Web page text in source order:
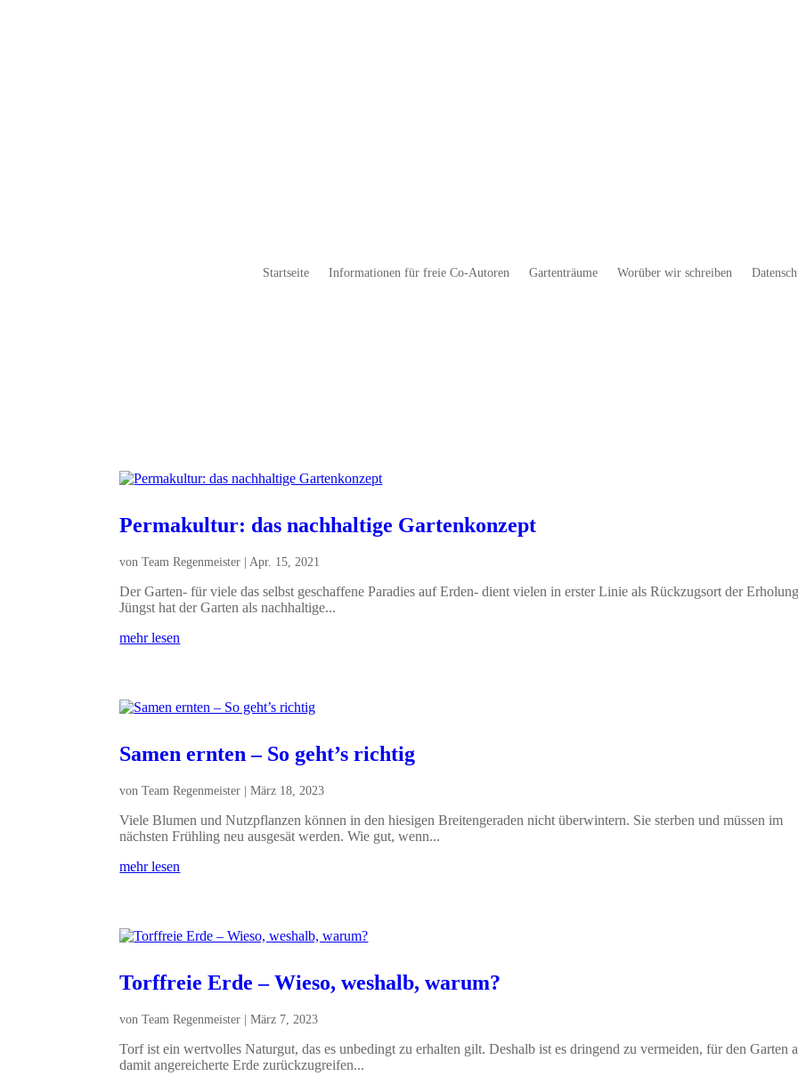
Startseite Informationen für freie Co-Autoren Gartenträume Worüber wir schreiben
Permakultur: das nachhaltige Gartenkonzept
vonTeam Regenmeister |Apr. 15, 2021
Der Garten- für viele das selbst geschaffene Paradies auf Erden- dient vielen in erster Linie als Rückzugsort der
Jüngst hat der Garten als nachhaltige...
mehr lesen
Samen ernten – So geht’s richtig
vonTeam Regenmeister |März 18, 2023
Viele Blumen und Nutzpflanzen können in den hiesigen Breitengeraden nicht überwintern. Sie sterben und müssen im
nächsten Frühling neu ausgesät werden. Wie gut, wenn...
mehr lesen
Torffreie Erde – Wieso, weshalb, warum?
vonTeam Regenmeister |März 7, 2023
Torf ist ein wertvolles Naturgut, das es unbedingt zu erhalten gilt. Deshalb ist es dringend zu vermeiden, für den Garten
damit angereicherte Erde zurückzugreifen...